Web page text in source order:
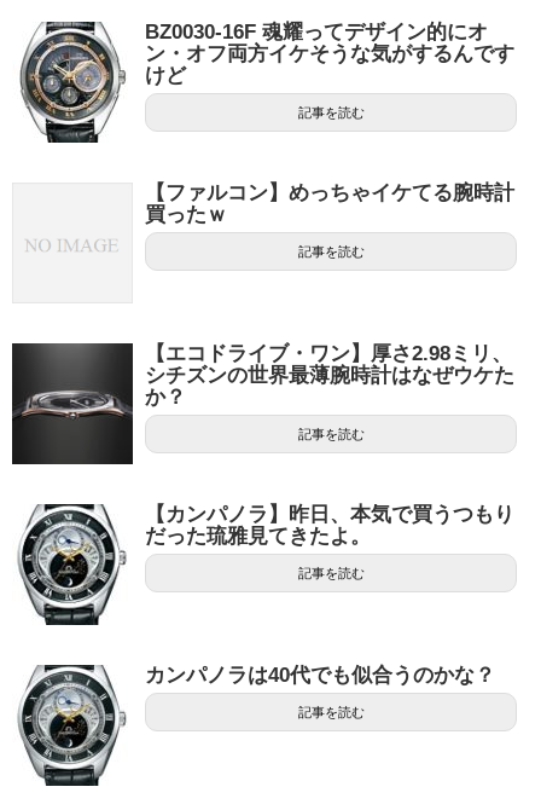
BZ0030-16F 魂耀ってデザイン的にオ
ン・オフ両方イケそうな気がするんです
けど
記事を読む
【ファルコン】めっちゃイケてる腕時計
買ったｗ
記事を読む
【エコドライブ・ワン】厚さ2.98ミリ、
シチズンの世界最薄腕時計はなぜウケた
か？
記事を読む
【カンパノラ】昨日、本気で買うつもり
だった琉雅見てきたよ。
記事を読む
カンパノラは40代でも似合うのかな？
記事を読む